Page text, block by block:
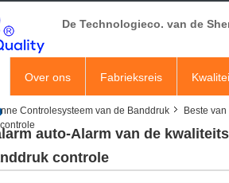
De Technologieco. van de
Over ons Fabrieksreis
Controlesysteem van de Banddruk
Beste
auto-Alarm van de
controle